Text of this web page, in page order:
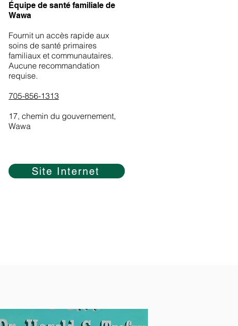
Équipe de santé familiale de
Wawa
Fournit un accès rapide aux
soins de santé primaires
familiaux et communautaires.
Aucune recommandation
requise.
705-856-1313
17, chemin du gouvernement,
Wawa
Site Internet